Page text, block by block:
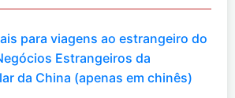
para viagens ao estrangeiro do
Estrangeiros da
da China (apenas em chinês)